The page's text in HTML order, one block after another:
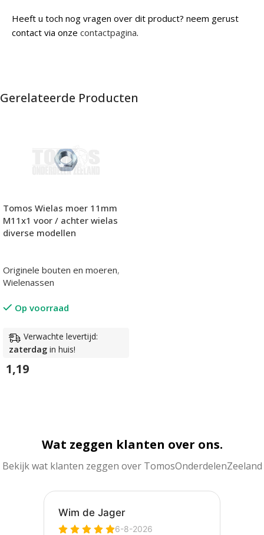
Heeft u toch nog vragen over dit product? neem gerust
contact via onze contactpagina.
Gerelateerde Producten
Tomos Wielas moer 11mm
M11x1 voor / achter wielas
diverse modellen
Originele bouten en moeren,
Wielenassen
Op voorraad
Verwachte levertijd:
zaterdag in huis!
1,19
Wat zeggen klanten over ons.
Bekijk wat klanten zeggen over TomosOnderdelenZeeland